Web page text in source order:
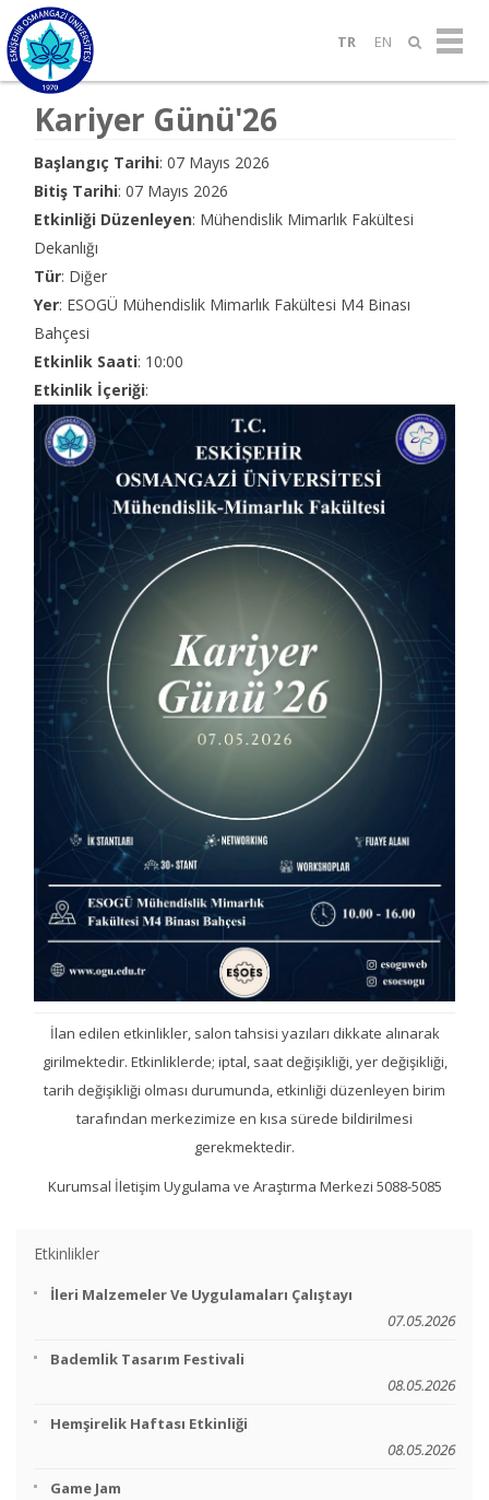
TR EN
Kariyer Günü'26
Başlangıç Tarihi: 07 Mayıs 2026
Bitiş Tarihi: 07 Mayıs 2026
Etkinliği Düzenleyen: Mühendislik Mimarlık Fakültesi
Dekanlığı
Tür: Diğer
Yer: ESOGÜ Mühendislik Mimarlık Fakültesi M4 Binası
Bahçesi
Etkinlik Saati: 10:00
Etkinlik İçeriği:
İlan edilen etkinlikler, salon tahsisi yazıları dikkate alınarak
girilmektedir. Etkinliklerde; iptal, saat değişikliği, yer değişikliği,
tarih değişikliği olması durumunda, etkinliği düzenleyen birim
tarafından merkezimize en kısa sürede bildirilmesi
gerekmektedir.
Kurumsal İletişim Uygulama ve Araştırma Merkezi 5088-5085
Etkinlikler
İleri Malzemeler Ve Uygulamaları Çalıştayı
07.05.2026
Bademlik Tasarım Festivali
08.05.2026
Hemşirelik Haftası Etkinliği
08.05.2026
Game Jam